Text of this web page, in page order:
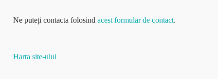
Ne puteți contacta folosind acest formular de contact.
Harta site-ului